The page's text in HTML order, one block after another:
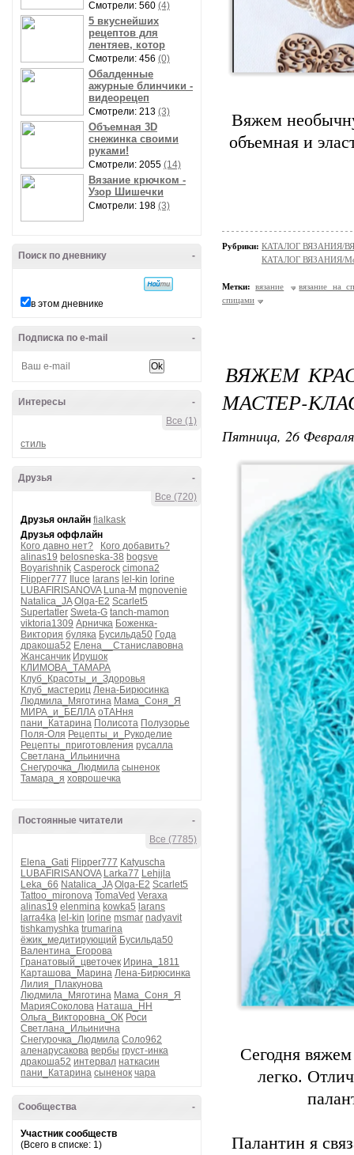
Смотрели: 560 (4)
5 вкуснейших
рецептов для
лентяев, котор
Смотрели: 456 (0)
Обалденные
ажурные блинчики -
видеорецеп
Смотрели: 213 (3)
Объемная 3D
снежинка своими
руками!
Смотрели: 2055 (14)
Вязание крючком -
Узор Шишечки
Смотрели: 198 (3)
-
Поиск по дневнику
в этом дневнике
-
Подписка по e-mail
-
Интересы
Все (1)
стиль
-
Друзья
Все (720)
Друзья онлайн fialkask
Друзья оффлайн
Кого давно нет?
Кого добавить?
alinas19 belosneska-38 bogsve
Boyarishnik Casperock cimona2
Flipper777
Iluce larans lel-kin lorine
LUBAFIRISANOVA Luna-M mgnovenie
Natalica_JA Olga-E2 Scarlet5
Supertatler Sweta-G tanch-mamon
viktoria1309 Арничка Боженка-
Виктория буляка Бусильда50 Года
дракоша52 Елена__Станиславовна
Жансанчик Ирушок
КЛИМОВА_ТАМАРА
Клуб_Красоты_и_Здоровья
Клуб_мастериц Лена-Бирюсинка
Людмила_Мяготина Мама_Соня_Я
МИРА_и_БЕЛЛА оТАНня
пани_Катарина Полисота Полузорье
Поля-Оля Рецепты_и_Рукоделие
Рецепты_приготовления русалла
Светлана_Ильинична
Снегурочка_Людмила сыненок
Тамара_я ховрошечка
-
Постоянные читатели
Все (7785)
Elena_Gati Flipper777 Katyuscha
LUBAFIRISANOVA Larka77 Lehjjla
Leka_66 Natalica_JA Olga-E2 Scarlet5
Tattoo_mironova TomaVed Veraxa
alinas19 elenmina kowka5 larans
larra4ka lel-kin lorine msmar nadyavit
tishkamyshka trumarina
ёжик_медитирующий Бусильда50
Валентина_Егорова
Гранатовый_цветочек Ирина_1811
Карташова_Марина Лена-Бирюсинка
Лилия_Плакунова
Людмила_Мяготина Мама_Соня_Я
МарияСоколова Наташа_НН
Ольга_Викторовна_ОК Роси
Светлана_Ильинична
Снегурочка_Людмила Соло962
аленарусакова вербы груст-инка
дракоша52 интервал наткасин
пани_Катарина сыненок чара
-
Сообщества
Участник сообществ
(Всего в списке: 1)
Вяжем
объемная и
Рубрики: КАТАЛОГ ВЯЗАНИЯ/
КАТАЛОГ ВЯЗАНИЯ/
Метки: вязание
вязание на
спицами
ВЯЖЕМ
МАСТЕР-
Пятница, 26
Сегодня
легко.
Палантин я